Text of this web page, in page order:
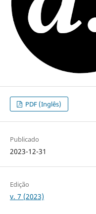
PDF (Inglês)
Publicado
2023-12-31
Edição
v. 7 (2023)